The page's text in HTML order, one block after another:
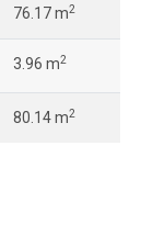
76.17 m2
3.96 m2
80.14 m2